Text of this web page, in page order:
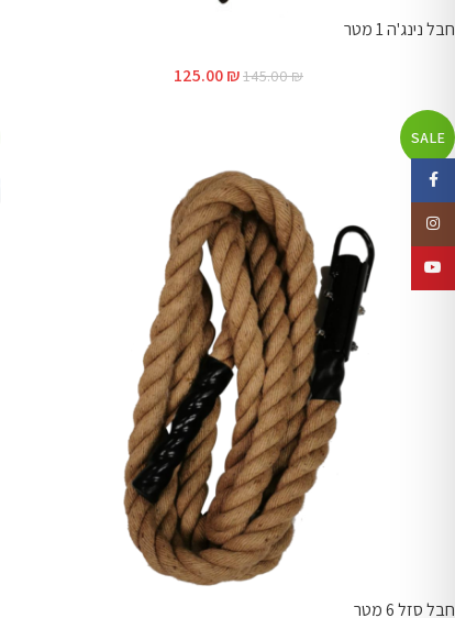
חבל נינג'ה 1 מטר
145.00₪
125.00₪
SALE
חבל סזל 6 מטר
Instagram
YouTube